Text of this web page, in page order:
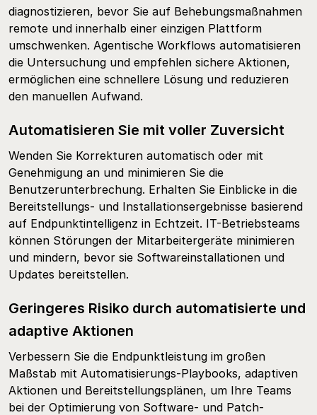
diagnostizieren, bevor Sie auf Behebungsmaßnahmen
remote und innerhalb einer einzigen Plattform
umschwenken. Agentische Workflows automatisieren
die Untersuchung und empfehlen sichere Aktionen,
ermöglichen eine schnellere Lösung und reduzieren
den manuellen Aufwand.
Automatisieren Sie mit voller Zuversicht
Wenden Sie Korrekturen automatisch oder mit
Genehmigung an und minimieren Sie die
Benutzerunterbrechung. Erhalten Sie Einblicke in die
Bereitstellungs- und Installationsergebnisse basierend
auf Endpunktintelligenz in Echtzeit. IT-Betriebsteams
können Störungen der Mitarbeitergeräte minimieren
und mindern, bevor sie Softwareinstallationen und
Updates bereitstellen.
Geringeres Risiko durch automatisierte und
adaptive Aktionen
Verbessern Sie die Endpunktleistung im großen
Maßstab mit Automatisierungs-Playbooks, adaptiven
Aktionen und Bereitstellungsplänen, um Ihre Teams
bei der Optimierung von Software- und Patch-